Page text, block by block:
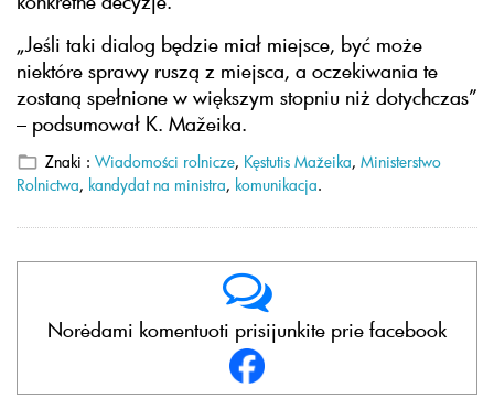
„Jeśli taki dialog będzie miał miejsce, być może
niektóre sprawy ruszą z miejsca, a oczekiwania te
zostaną spełnione w większym stopniu niż dotychczas”
– podsumował K. Mažeika.
Znaki : Wiadomości rolnicze, Kęstutis Mažeika, Ministerstwo
Rolnictwa, kandydat na ministra, komunikacja.
Norėdami komentuoti prisijunkite prie facebook